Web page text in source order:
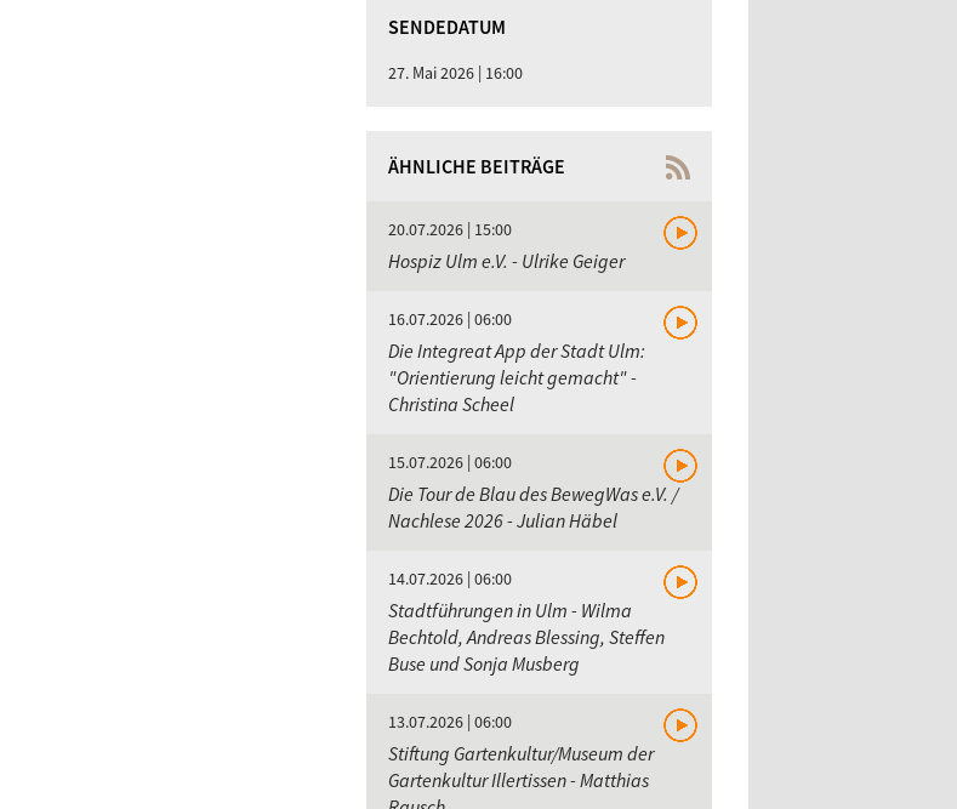
SENDEDATUM
27. Mai 2026 | 16:00
ÄHNLICHE BEITRÄGE
20.07.2026 | 15:00
Hospiz Ulm e.V. - Ulrike Geiger
16.07.2026 | 06:00
Die Integreat App der Stadt Ulm:
"Orientierung leicht gemacht" -
Christina Scheel
15.07.2026 | 06:00
Die Tour de Blau des BewegWas e.V. /
Nachlese 2026 - Julian Häbel
14.07.2026 | 06:00
Stadtführungen in Ulm - Wilma
Bechtold, Andreas Blessing, Steffen
Buse und Sonja Musberg
13.07.2026 | 06:00
Stiftung Gartenkultur/Museum der
Gartenkultur Illertissen - Matthias